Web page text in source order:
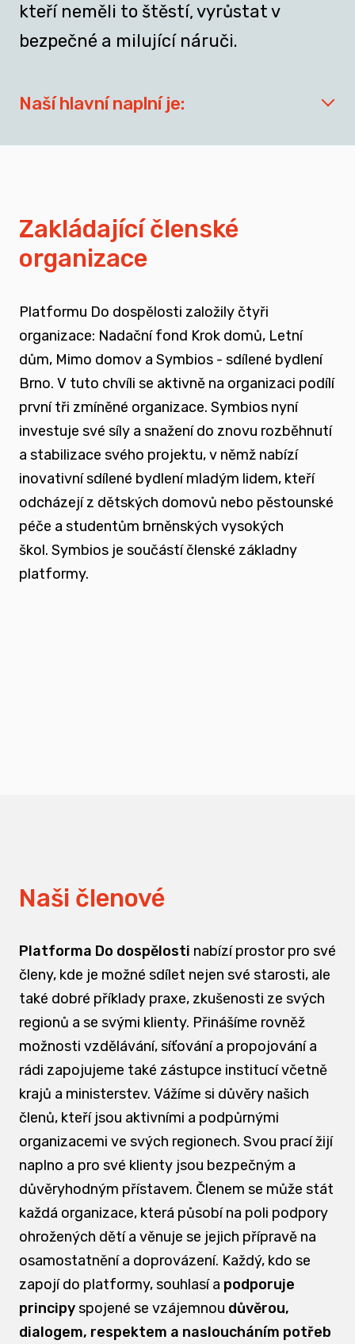
kteří neměli to štěstí, vyrůstat v
bezpečné a milující náruči.
Naší hlavní naplní je:
spojovat sílu hlasu nevládního sektoru v
zapojovat se do advokační činnosti, která
souvisí i se změnou legislativy a systému
jako takového
nést a podporovat sílu hlasu těch, kteří
vyrůstali mimo své biologické rodiny
rozvíjet dialog a vést kontruktivní debaty
spojené se změnou systému péče o
podporovat vzdělání a osvětu nejen u
Zakládající členské
organizace
Platformu Do dospělosti založily čtyři
organizace: Nadační fond Krok domů, Letní
dům, Mimo domov a Symbios - sdílené bydlení
Brno. V tuto chvíli se aktivně na organizaci podílí
první tři zmíněné organizace. Symbios nyní
investuje své síly a snažení do znovu rozběhnutí
a stabilizace svého projektu, v němž nabízí
inovativní sdílené bydlení mladým lidem, kteří
odcházejí z dětských domovů nebo pěstounské
péče a studentům brněnských vysokých
škol. Symbios je součástí členské základny
platformy.
Naši členové
Platforma Do dospělosti nabízí prostor pro své
členy, kde je možné sdílet nejen své starosti, ale
také dobré příklady praxe, zkušenosti ze svých
regionů a se svými klienty. Přinášíme rovněž
možnosti vzdělávání, síťování a propojování a
rádi zapojujeme také zástupce institucí včetně
krajů a ministerstev. Vážíme si důvěry našich
členů, kteří jsou aktivními a podpůrnými
organizacemi ve svých regionech. Svou prací žijí
naplno a pro své klienty jsou bezpečným a
důvěryhodným přístavem. Členem se může stát
každá organizace, která působí na poli podpory
ohrožených dětí a věnuje se jejich přípravě na
osamostatnění a doprovázení. Každý, kdo se
zapojí do platformy, souhlasí a podporuje
principyspojené se vzájemnou důvěrou,
dialogem, respektem a nasloucháním potřeb